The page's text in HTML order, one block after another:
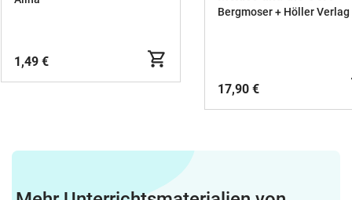
1,49 €
Bergmoser + Höller Verlag
17,90 €